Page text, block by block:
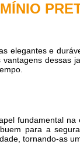
elegantes e
dessas
fundamental
para a
tornando-as